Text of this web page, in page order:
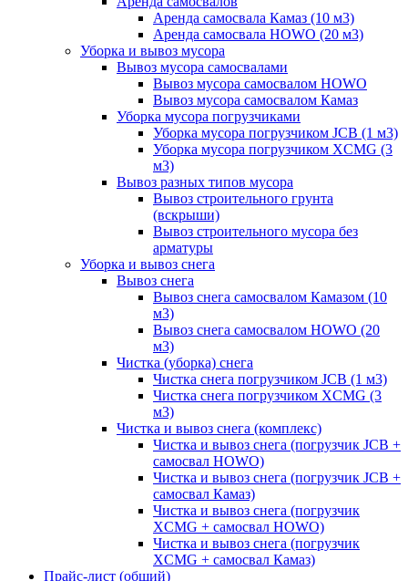
Аренда самосвала Камаз (10 м3)
Аренда самосвала HOWO (20 м3)
Уборка и вывоз мусора
Вывоз мусора самосвалами
Вывоз мусора самосвалом HOWO
Вывоз мусора самосвалом Камаз
Уборка мусора погрузчиками
Уборка мусора погрузчиком JCB (1 м3)
Уборка мусора погрузчиком XCMG (3
м3)
Вывоз разных типов мусора
Вывоз строительного грунта
(вскрыши)
Вывоз строительного мусора без
арматуры
Уборка и вывоз снега
Вывоз снега
Вывоз снега самосвалом Камазом (10
м3)
Вывоз снега самосвалом HOWO (20
м3)
Чистка (уборка) снега
Чистка снега погрузчиком JCB (1 м3)
Чистка снега погрузчиком XCMG (3
м3)
Чистка и вывоз снега (комплекс)
Чистка и вывоз снега (погрузчик JCB +
самосвал HOWO)
Чистка и вывоз снега (погрузчик JCB +
самосвал Камаз)
Чистка и вывоз снега (погрузчик
XCMG + самосвал HOWO)
Чистка и вывоз снега (погрузчик
XCMG + самосвал Камаз)
Прайс-лист (общий)